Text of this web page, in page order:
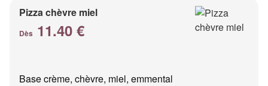
Pizza chèvre miel
Dès 11.40 €
Base crème, chèvre, miel, emmental